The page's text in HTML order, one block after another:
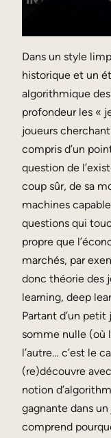
Dans un style
historique et un
algorithmique
profondeur les «
joueurs
compris d’un
question de
coup sûr, de sa
machines
questions qui
propre que
marchés, par
donc théorie des
learning, deep
Partant d’un
somme nulle (où
l’autre… c’est le
(re)découvre
notion
gagnante dans
comprend